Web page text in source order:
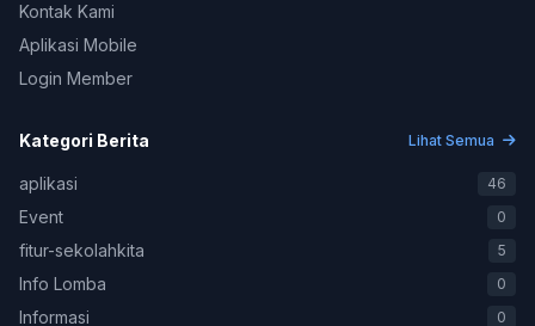
Kontak Kami
Aplikasi Mobile
Login Member
Kategori Berita Lihat Semua
aplikasi 46
Event 0
fitur-sekolahkita 5
Info Lomba 0
Informasi 0